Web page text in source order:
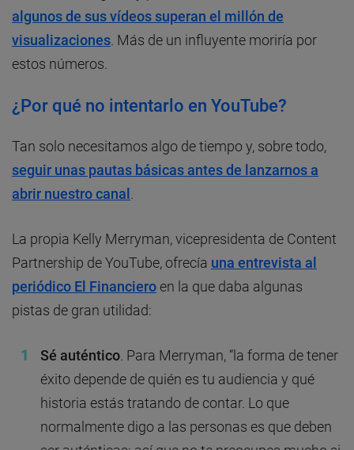
algunos de sus vídeos superan el millón de
visualizaciones . Más de un influyente moriría por
estos números.
¿Por qué no intentarlo en YouTube?
Tan solo necesitamos algo de tiempo y, sobre todo,
seguir unas pautas básicas antes de lanzarnos a
abrir nuestro canal
La propia Kelly Merryman, vicepresidenta de Content
Partnership de YouTube, ofrecía una entrevista al
periódico El Financiero en la que daba algunas
pistas de gran utilidad:
Sé auténtico . Para Merryman, “la forma de tener
éxito depende de quién es tu audiencia y qué
historia estás tratando de contar. Lo que
normalmente digo a las personas es que deben